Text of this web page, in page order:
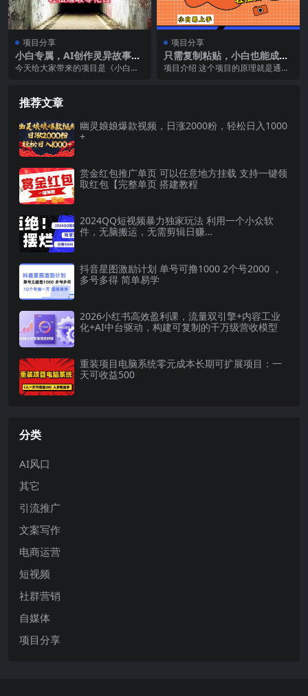
项目分享
小白专属，AI创作灵异故事短
视频，副业兼职最佳选择，学
今天给大家带来的项目是《小白专
项目分享
只需复制粘贴，小白也能成为
小说家，AI一键智能写小说，
项目介绍 这个项目的原理就是通过
推荐文章
幽灵娘娘爆款视频，日涨2000粉，轻松日入1000
+
赏金红包推广单页 可以任意地方挂载 支持一键领
取红包【完整单页 搭建教程
2024QQ短视频暴力独家玩法 利用一个小众软
件，无脑搬运，无需剪辑日赚…
抖音星图激励计划 单号可撸1000 2个号2000 ，
多号多得 简单易学
2026小红书高效盈利课，流量双引擎+内容工业
化+AI中台驱动，构建可复制的千万级营收模型
重装项目电脑系统零元成本长期可扩展项目：一
天可收益500
分类
AI风口
其它
引流推广
文案写作
电商运营
短视频
社群营销
自媒体
项目分享